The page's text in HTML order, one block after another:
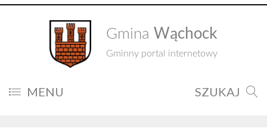
Gmina Wąchock
Gminny portal internetowy
MENU SZUKAJ